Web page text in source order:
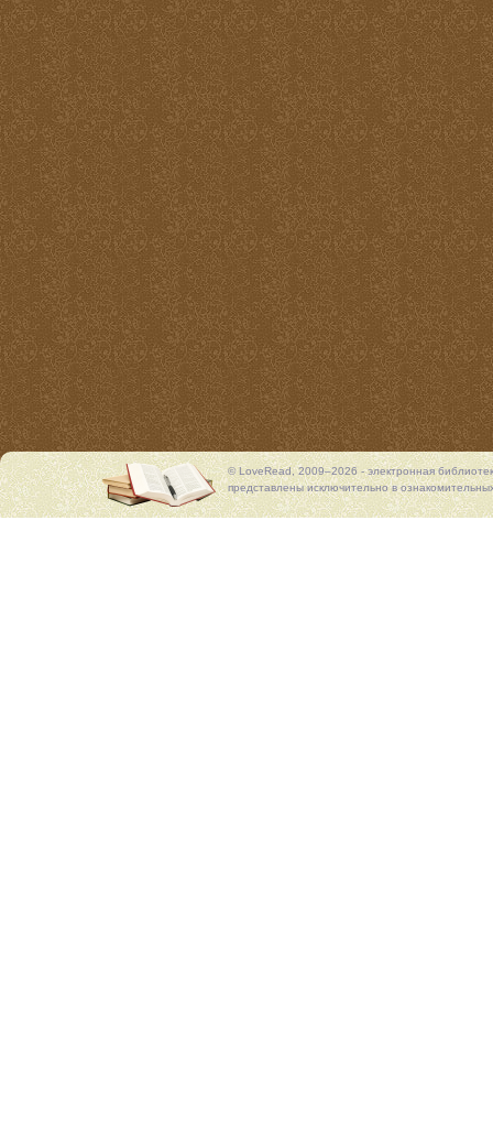
© LoveRead, 2009–2026 - электронная
представлены исключительно в